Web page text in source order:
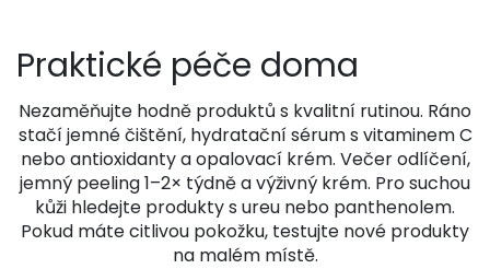
Praktické péče doma
Nezaměňujte hodně produktů s kvalitní rutinou. Ráno
stačí jemné čištění, hydratační sérum s vitaminem C
nebo antioxidanty a opalovací krém. Večer odlíčení,
jemný peeling 1–2× týdně a výživný krém. Pro suchou
kůži hledejte produkty s ureu nebo panthenolem.
Pokud máte citlivou pokožku, testujte nové produkty
na malém místě.